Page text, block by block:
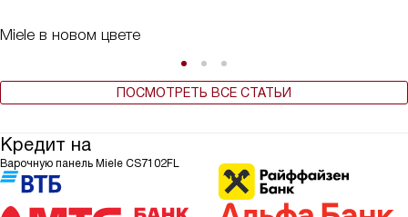
Miele в новом цвете
ПОСМОТРЕТЬ ВСЕ СТАТЬИ
Кредит на
Варочную панель Miele CS7102FL